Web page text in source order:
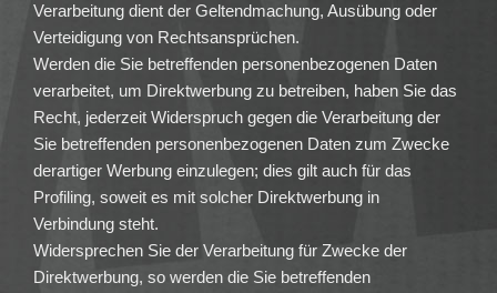
Verarbeitung dient der Geltendmachung, Ausübung oder
Verteidigung von Rechtsansprüchen.
Werden die Sie betreffenden personenbezogenen Daten
verarbeitet, um Direktwerbung zu betreiben, haben Sie das
Recht, jederzeit Widerspruch gegen die Verarbeitung der
Sie betreffenden personenbezogenen Daten zum Zwecke
derartiger Werbung einzulegen; dies gilt auch für das
Profiling, soweit es mit solcher Direktwerbung in
Verbindung steht.
Widersprechen Sie der Verarbeitung für Zwecke der
Direktwerbung, so werden die Sie betreffenden